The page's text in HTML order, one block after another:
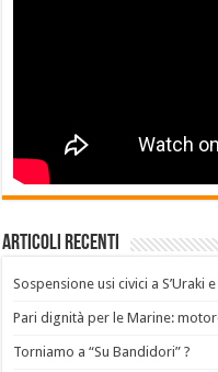
Articoli recenti
Sospensione usi civici a S’Uraki
Pari dignità per le Marine:
Torniamo a “Su Bandidori” ?